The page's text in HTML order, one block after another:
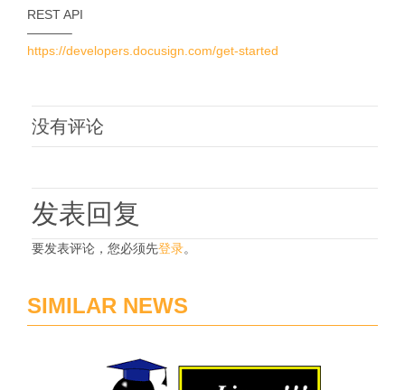
REST API
———–
https://developers.docusign.com/get-started
没有评论
发表回复
要发表评论，您必须先登录。
SIMILAR NEWS